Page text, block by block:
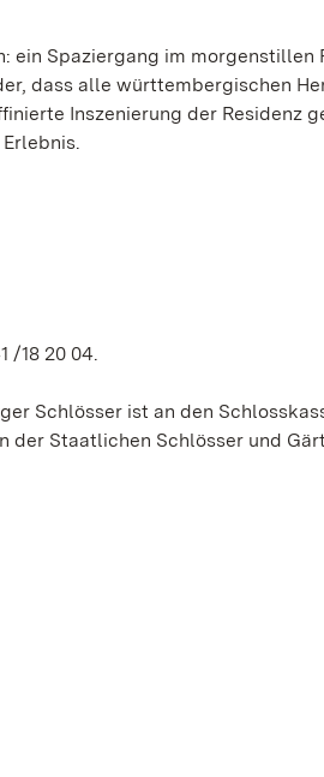
ein Spaziergang im morgenstillen
dass alle württembergischen
Inszenierung der Residenz
/18 20 04.
Schlösser ist an den
Staatlichen Schlösser und